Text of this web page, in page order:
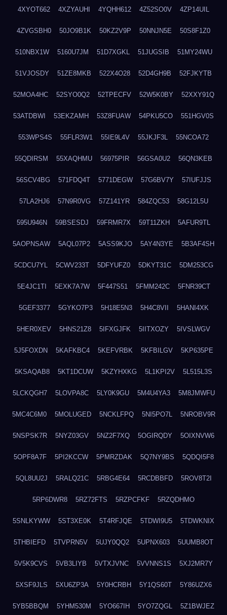
4XYOT662 4XZYAUHI 4YQHH612 4Z52SO0V 4ZP14UIL
4ZVGSBH0 50JO9B1K 50KZ2V9P 50NNJN5E 50S8F1Z0
510NBX1W 5160U7JM 51D7XGKL 51JUGSIB 51MY24WU
51VJOSDY 51ZE8MKB 522X4O28 52D4GH9B 52FJKYTB
52MOA4HC 52SYO0Q2 52TPECFV 52W5K0BY 52XXY91Q
53ATDBWI 53EKZAMH 53Z8FUAW 54PKU5CO 551HGV0S
553WPS4S 55FLR3W1 55IE9L4V 55JKJF3L 55NCOA72
55QDIRSM 55XAQHMU 56975PIR 56GSA0U2 56QN3KEB
56SCV4BG 571FDQ4T 5771DEGW 57G6BV7Y 57IUFJJS
57LA2HJ6 57N9R0VG 57Z141YR 584ZQC53 58G12L5U
595U946N 59BSESDJ 59FRMR7X 59T11ZKH 5AFUR9TL
5AOPNSAW 5AQL07P2 5ASS9KJO 5AY4N3YE 5B3AF4SH
5CDCU7YL 5CWV233T 5DFYUFZ0 5DKYT31C 5DM253CG
5E4JC1TI 5EXK7A7W 5F447S51 5FMM242C 5FNR39CT
5GEF3377 5GYKO7P3 5H18E5N3 5H4C8VII 5HANI4XK
5HER0XEV 5HNS21Z8 5IFXGJFK 5IITXOZY 5IVSLWGV
5J5FOXDN 5KAFKBC4 5KEFVRBK 5KFBILGV 5KP635PE
5KSAQAB8 5KT1DCUW 5KZYHXKG 5L1KPI2V 5L515L3S
5LCKQGH7 5LOVPA8C 5LY0K9GU 5M4U4YA3 5M8JMWFU
5MC4C6M0 5MOLUGED 5NCKLFPQ 5NI5PO7L 5NROBV9R
5NSPSK7R 5NYZ03GV 5NZ2F7XQ 5OGIRQDY 5OIXNVW6
5OPF8A7F 5PI2KCCW 5PMRZDAK 5Q7NY9BS 5QDQI5F8
5QL8UU2J 5RALQ21C 5RBG4E64 5RCDBBFD 5ROV8T2I
5RP6DWR8 5RZ72FTS 5RZPCFKF 5RZQDHMO
5SNLKYWW 5ST3XE0K 5T4RFJQE 5TDWI9U5 5TDWKNIX
5THBIEFD 5TVPRN5V 5UJY0QQ2 5UPNX603 5UUMB8OT
5V5K9CVS 5VB3LIYB 5VTXJVNC 5VVNNS1S 5XJ2MR7Y
5XSF9JLS 5XU6ZP3A 5Y0HCRBH 5Y1QS60T 5Y86UZX6
5YB5BBQM 5YHM530M 5YO667IH 5YO7ZQGL 5Z1BWJEZ